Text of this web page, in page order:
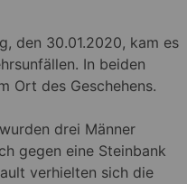
den 30.01.2020, kam es
In beiden
Ort des Geschehens.
drei Männer
gegen eine Steinbank
verhielten sich die